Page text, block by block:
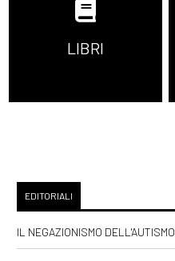
LIBRI
EDITORIALI
IL NEGAZIONISMO DELL'AUTISMO